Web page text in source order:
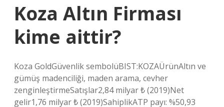
Koza Altın Firması
kime aittir?
Koza GoldGüvenlik sembolüBIST:KOZAÜrünAltın ve
gümüş madenciliği, maden arama, cevher
zenginleştirmeSatışlar2,84 milyar ₺ (2019)Net
gelir1,76 milyar ₺ (2019)SahiplikATP payı: %50,93